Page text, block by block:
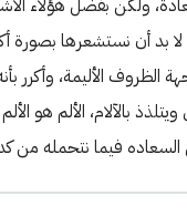
ولكن بفضل هؤلاء
بد أن نستشعرها بصورة
الظروف الأليمة، وأكرر
بالآلام، الألم هو
فيما نتحمله من